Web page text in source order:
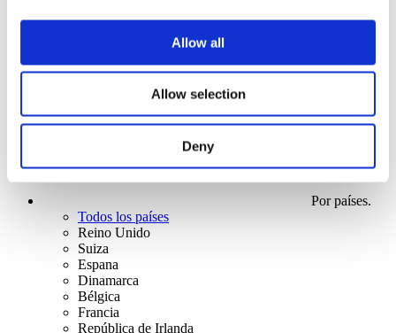
Allow all
Allow selection
Deny
Por países.
Todos los países
Reino Unido
Suiza
Espana
Dinamarca
Bélgica
Francia
República de Irlanda